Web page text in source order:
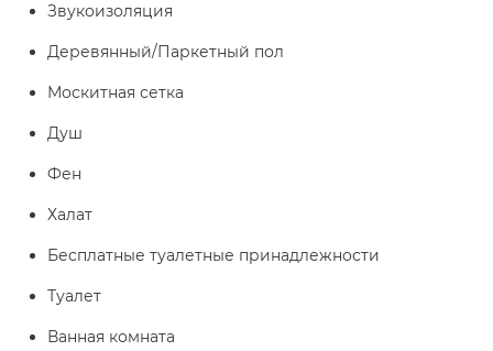
Звукоизоляция
Деревянный/Паркетный пол
Москитная сетка
Душ
Фен
Халат
Бесплатные туалетные принадлежности
Туалет
Ванная комната